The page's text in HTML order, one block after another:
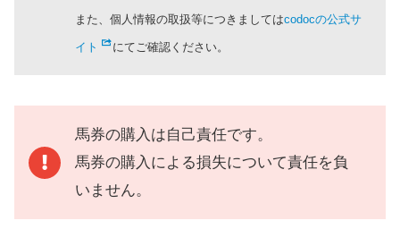
また、個人情報の取扱等につきましてはcodocの公式サ
イト にてご確認ください。
馬券の購入は自己責任です。
馬券の購入による損失について責任を負
いません。